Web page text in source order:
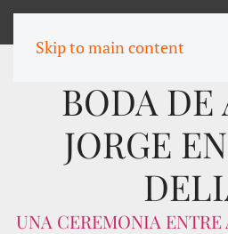
Skip to main content
BODA DE
JORGE
UNA CEREMONIA